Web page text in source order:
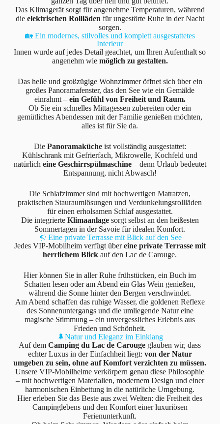
Das Klimagerät sorgt für angenehme Temperaturen, während
die elektrischen Rollläden für ungestörte Ruhe in der Nacht
sorgen.
🏡 Ein modernes, stilvolles und komplett ausgestattetes
Interieur
Innen wurde auf jedes Detail geachtet, um Ihren Aufenthalt so
angenehm wie möglich zu gestalten.
Das helle und großzügige Wohnzimmer öffnet sich über ein
großes Panoramafenster, das den See wie ein Gemälde
einrahmt – ein Gefühl von Freiheit und Raum.
Ob Sie ein schnelles Mittagessen zubereiten oder ein
gemütliches Abendessen mit der Familie genießen möchten,
alles ist für Sie da.
Die Panoramaküche ist vollständig ausgestattet:
Kühlschrank mit Gefrierfach, Mikrowelle, Kochfeld und
natürlich eine Geschirrspülmaschine– denn Urlaub bedeutet
Entspannung, nicht Abwasch!
Die Schlafzimmer sind mit hochwertigen Matratzen,
praktischen Stauraumlösungen und Verdunkelungsrollläden
für einen erholsamen Schlaf ausgestattet.
Die integrierte Klimaanlagesorgt selbst an den heißesten
Sommertagen in der Savoie für idealen Komfort.
🌞 Eine private Terrasse mit Blick auf den See
Jedes VIP-Mobilheim verfügt übereine private Terrasse mit
herrlichem Blick auf den Lac de Carouge.
Hier können Sie in aller Ruhe frühstücken, ein Buch im
Schatten lesen oder am Abend ein Glas Wein genießen,
während die Sonne hinter den Bergen verschwindet.
Am Abend schaffen das ruhige Wasser, die goldenen Reflexe
des Sonnenuntergangs und die umliegende Natur eine
magische Stimmung – ein unvergessliches Erlebnis aus
Frieden und Schönheit.
🌲Natur und Eleganz im Einklang
Auf dem Camping du Lac de Carouge glauben wir, dass
echter Luxus in der Einfachheit liegt: von der Natur
umgeben zu sein, ohne auf Komfort verzichten zu müssen.
Unsere VIP-Mobilheime verkörpern genau diese Philosophie
– mit hochwertigen Materialien, modernem Design und einer
harmonischen Einbettung in die natürliche Umgebung.
Hier erleben Sie das Beste aus zwei Welten: die Freiheit des
Campinglebens und den Komfort einer luxuriösen
Ferienunterkunft.